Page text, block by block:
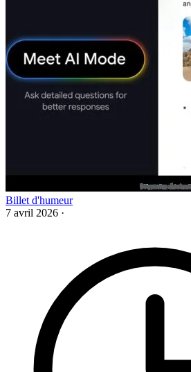
Billet d'humeur
7 avril 2026 ·